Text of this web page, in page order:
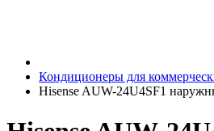
Кондиционеры для
Hisense AUW-24U4SF1